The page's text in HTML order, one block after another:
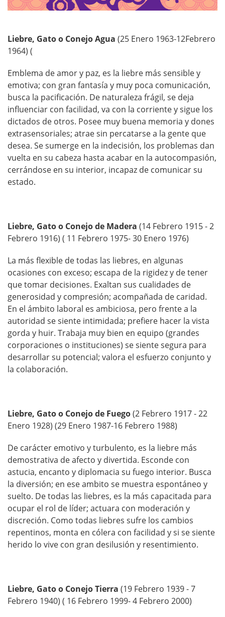
Liebre, Gato o Conejo Agua (25 Enero 1963-12Febrero
1964) (
Emblema de amor y paz, es la liebre más sensible y
emotiva; con gran fantasía y muy poca comunicación,
busca la pacificación. De naturaleza frágil, se deja
influenciar con facilidad, va con la corriente y sigue los
dictados de otros. Posee muy buena memoria y dones
extrasensoriales; atrae sin percatarse a la gente que
desea. Se sumerge en la indecisión, los problemas dan
vuelta en su cabeza hasta acabar en la autocompasión,
cerrándose en su interior, incapaz de comunicar su
estado.
Liebre, Gato o Conejo de Madera (14 Febrero 1915 - 2
Febrero 1916) ( 11 Febrero 1975- 30 Enero 1976)
La más flexible de todas las liebres, en algunas
ocasiones con exceso; escapa de la rigidez y de tener
que tomar decisiones. Exaltan sus cualidades de
generosidad y compresión; acompañada de caridad.
En el ámbito laboral es ambiciosa, pero frente a la
autoridad se siente intimidada; prefiere hacer la vista
gorda y huir. Trabaja muy bien en equipo (grandes
corporaciones o instituciones) se siente segura para
desarrollar su potencial; valora el esfuerzo conjunto y
la colaboración.
Liebre, Gato o Conejo de Fuego(2 Febrero 1917 - 22
Enero 1928) (29 Enero 1987-16 Febrero 1988)
De carácter emotivo y turbulento, es la liebre más
demostrativa de afecto y divertida. Esconde con
astucia, encanto y diplomacia su fuego interior. Busca
la diversión; en ese ambito se muestra espontáneo y
suelto. De todas las liebres, es la más capacitada para
ocupar el rol de líder; actuara con moderación y
discreción. Como todas liebres sufre los cambios
repentinos, monta en cólera con facilidad y si se siente
herido lo vive con gran desilusión y resentimiento.
Liebre, Gato o Conejo Tierra (19 Febrero 1939 - 7
Febrero 1940) ( 16 Febrero 1999- 4 Febrero 2000)